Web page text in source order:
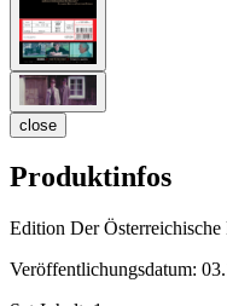
close
Produktinfos
Edition Der Österreichische
Veröffentlichungsdatum: